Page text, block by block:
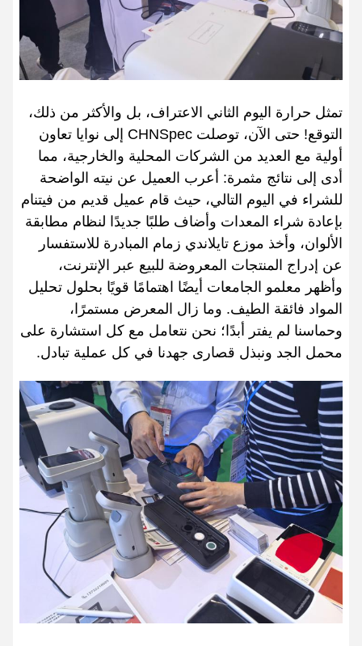
تمثل حرارة اليوم الثاني الاعتراف، بل والأكثر من ذلك،
التوقع! حتى الآن، توصلت CHNSpec إلى نوايا تعاون
أولية مع العديد من الشركات المحلية والخارجية، مما
أدى إلى نتائج مثمرة: أعرب العميل عن نيته الواضحة
للشراء في اليوم التالي، حيث قام عميل قديم من فيتنام
بإعادة شراء المعدات وأضاف طلبًا جديدًا لنظام مطابقة
الألوان، وأخذ موزع تايلاندي زمام المبادرة للاستفسار
عن إدراج المنتجات المعروضة للبيع عبر الإنترنت،
وأظهر معلمو الجامعات أيضًا اهتمامًا قويًا بحلول تحليل
المواد فائقة الطيف. وما زال المعرض مستمرًا،
وحماسنا لم يفتر أبدًا؛ نحن نتعامل مع كل استشارة على
محمل الجد ونبذل قصارى جهدنا في كل عملية تبادل.